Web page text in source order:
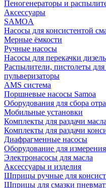
Пеногенераторы и
Аксессуары
SAMOA
Насосы для консистентой
Мерные ёмкости
Ручные насосы
Насосы для перекачки
Распылители, пистолеты
пульверизаторы
AMS система
Поршневые насосы Samoa
Оборудования для сбора
Мобильные установки
Комплекты для раздачи масла
Комплекты для раздачи
Диафрагменные насосы
Оборудование для
Электронасосы для масла
Аксессуары и изделия
Шприцы ручные для
Шприцы для смазки